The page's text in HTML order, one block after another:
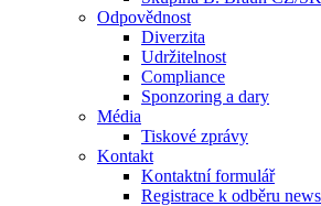
Odpovědnost
Diverzita
Udržitelnost
Compliance
Sponzoring a dary
Média
Tiskové zprávy
Kontakt
Kontaktní formulář
Registrace k odběru